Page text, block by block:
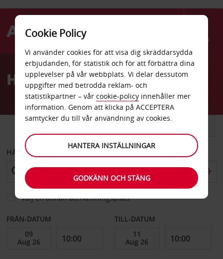
Menu
AvisHyrbil Hainan
BIL
HÄMTA FRÅN
Välj en annan återlämningsplats
FRÅN-DATUM TILL-DATUM
Cookie Policy
Vi använder cookies för att visa dig skräddarsydda
erbjudanden, för statistik och för att förbättra dina
upplevelser på vår webbplats. Vi delar dessutom
uppgifter med betrodda reklam- och
statistikpartner – vår cookie-policy innehåller mer
information. Genom att klicka på ACCEPTERA
samtycker du till vår användning av cookies.
HANTERA INSTÄLLNINGAR
GODKÄNN OCH STÄNG